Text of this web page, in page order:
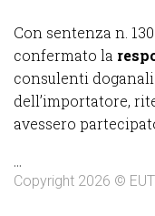
Con sentenza n.
confermato la
consulenti
dell’importatore,
avessero
...
Copyright 2026 ©